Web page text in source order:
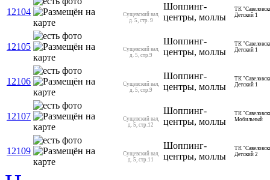
12104
Сущевский вал,
д. 5, стр. 9
Шоппинг-
центры, моллы
ТК
Детский 1
12105
Сущевский вал,
д. 5, стр.9
Шоппинг-
центры, моллы
ТК
Детский 1
12106
Сущевский вал,
д. 5, стр.9
Шоппинг-
центры, моллы
ТК
Детский 1
12107
Сущевский вал,
д. 5, стр.12
Шоппинг-
центры, моллы
ТК
Мобильный
12109
Сущевский вал,
д. 5, стр.11
Шоппинг-
центры, моллы
ТК
Детский 2